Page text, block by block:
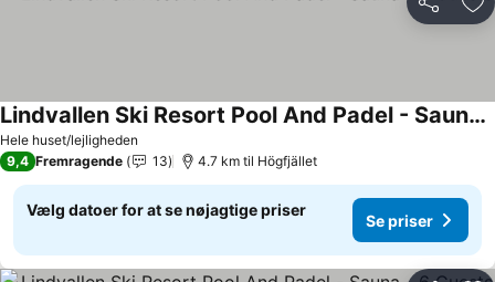
Del
Hele huset/lejligheden
Lindvallen Ski Resort Pool And Padel - Sauna - 6 Guests
9,4 Fremragende 13 4.7 km til Högfjället
Vælg datoer for at se nøjagtige priser
Se priser